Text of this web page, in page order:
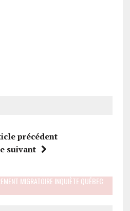
précédent
suivant
MIGRATOIRE INQUIÈTE QUÉBEC